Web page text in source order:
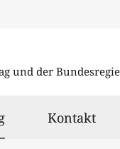
und der
ausgewählt
Kontakt